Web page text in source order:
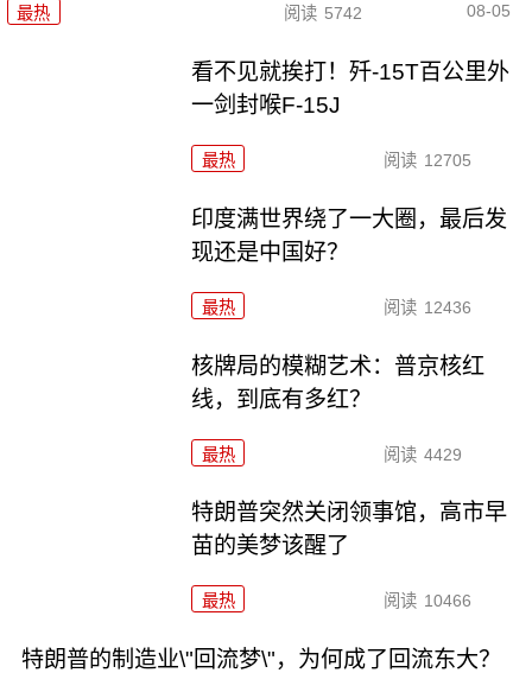
最热 阅读 5742 08-05
看不见就挨打！歼-15T百公里外
一剑封喉F-15J
最热 阅读 12705
印度满世界绕了一大圈，最后发
现还是中国好？
最热 阅读 12436
核牌局的模糊艺术：普京核红
线，到底有多红？
最热 阅读 4429
特朗普突然关闭领事馆，高市早
苗的美梦该醒了
最热 阅读 10466
特朗普的制造业\"回流梦\"，为何成了回流东大？